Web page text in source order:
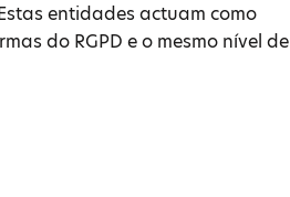
entidades actuam como
do RGPD e o mesmo nível de